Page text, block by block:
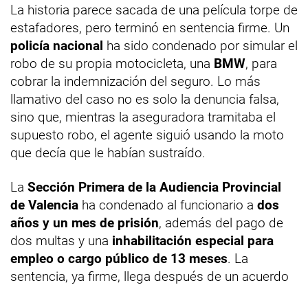
La historia parece sacada de una película torpe de
estafadores, pero terminó en sentencia firme. Un
policía nacional ha sido condenado por simular el
robo de su propia motocicleta, una BMW, para
cobrar la indemnización del seguro. Lo más
llamativo del caso no es solo la denuncia falsa,
sino que, mientras la aseguradora tramitaba el
supuesto robo, el agente siguió usando la moto
que decía que le habían sustraído.
La Sección Primera de la Audiencia Provincial
de Valencia ha condenado al funcionario a dos
años y un mes de prisión, además del pago de
dos multas y una inhabilitación especial para
empleo o cargo público de 13 meses. La
sentencia, ya firme, llega después de un acuerdo